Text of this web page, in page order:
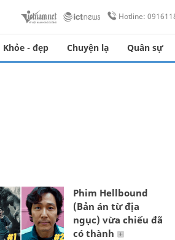
Hotline:
Khỏe - đẹp Chuyện lạ Quân sự
Phim Hellbound
(Bản án từ địa
ngục) vừa chiếu đã
có thành